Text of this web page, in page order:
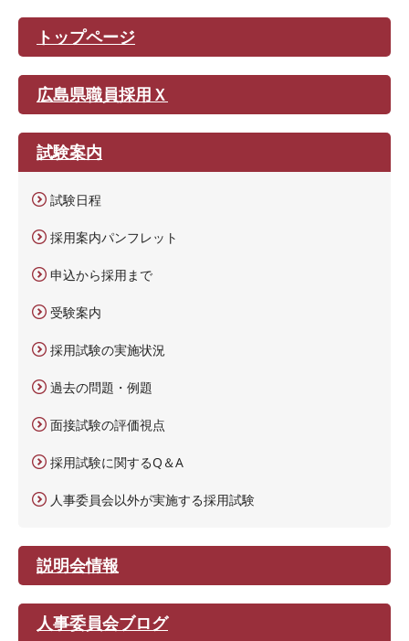
トップページ
広島県職員採用Ｘ
試験案内
試験日程
採用案内パンフレット
申込から採用まで
受験案内
採用試験の実施状況
過去の問題・例題
面接試験の評価視点
採用試験に関するQ＆A
人事委員会以外が実施する採用試験
説明会情報
人事委員会ブログ